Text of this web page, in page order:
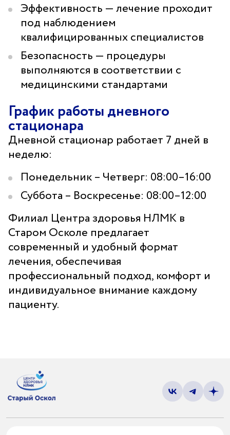
Эффективность — лечение проходит
под наблюдением
квалифицированных специалистов
Безопасность — процедуры
выполняются в соответствии с
медицинскими стандартами
График работы дневного
стационара
Дневной стационар работает 7 дней в
неделю:
Понедельник – Четверг: 08:00–16:00
Суббота – Воскресенье: 08:00–12:00
Филиал Центра здоровья НЛМК в
Старом Осколе предлагает
современный и удобный формат
лечения, обеспечивая
профессиональный подход, комфорт и
индивидуальное внимание каждому
пациенту.